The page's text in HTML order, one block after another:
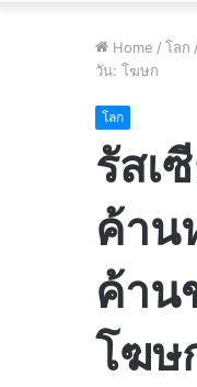
Home / โลก /
วัน: โฆษก
โลก
รัสเ
ค้าน
ค้าน
โฆษ